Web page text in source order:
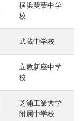
横浜雙葉中学
校
武蔵中学校
立教新座中学
校
芝浦工業大学
附属中学校